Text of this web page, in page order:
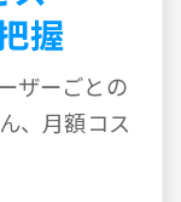
握
ザーごとの
、月額コス